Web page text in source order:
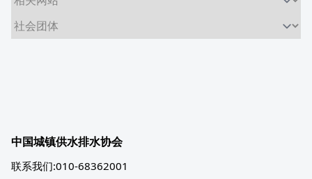
中国城镇供水排水协会
联系我们:010-68362001